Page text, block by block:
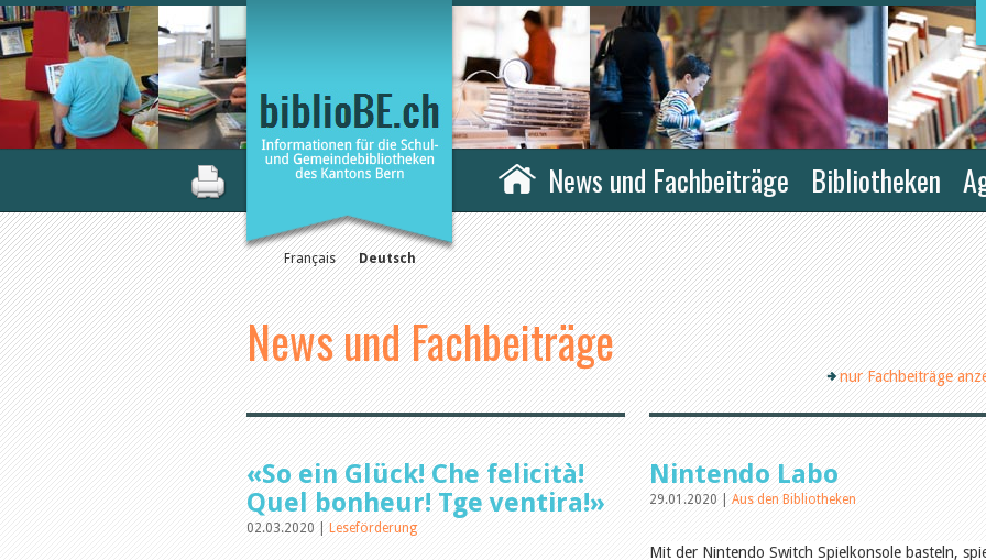
Français Deutsch
News und Fachbeiträge Bibliotheken
News und Fachbeiträge
nur Fachbeiträge
«So ein Glück! Che felicità!
Quel bonheur! Tge ventira!»
02.03.2020 | Leseförderung
Nintendo Labo
29.01.2020 | Aus den Bibliotheken
Mit der Nintendo Switch Spielkonsole basteln,